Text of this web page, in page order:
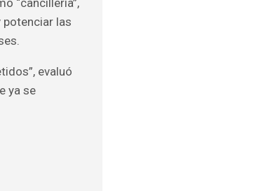
las
evaluó
ya se